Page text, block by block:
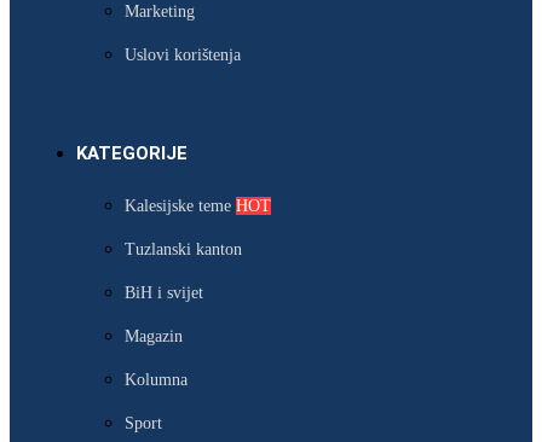
Marketing
Uslovi korištenja
KATEGORIJE
Kalesijske teme HOT
Tuzlanski kanton
BiH i svijet
Magazin
Kolumna
Sport